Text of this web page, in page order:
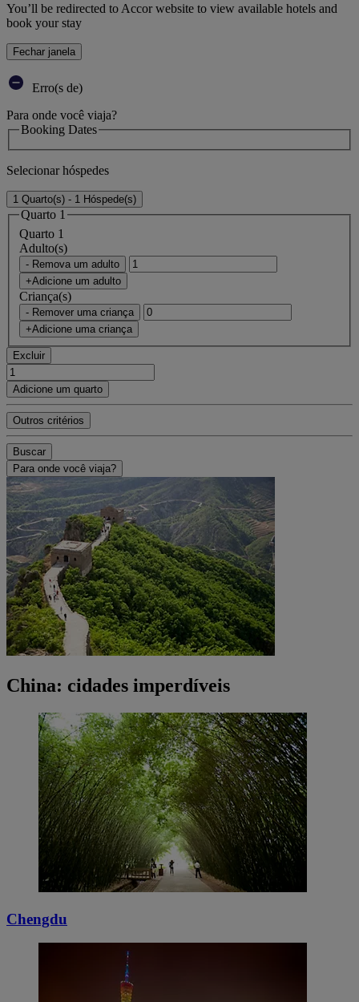
You’ll be redirected to Accor website to view available hotels and
book your stay
Fechar janela
Erro(s de)
Para onde você viaja?
Booking Dates
Selecionar hóspedes
1 Quarto(s) - 1 Hóspede(s)
Quarto 1
Quarto 1
Adulto(s)
- Remova um adulto
+Adicione um adulto
Criança(s)
- Remover uma criança
+Adicione uma criança
Excluir
Adicione um quarto
Outros critérios
Buscar
Para onde você viaja?
China: cidades imperdíveis
Chengdu